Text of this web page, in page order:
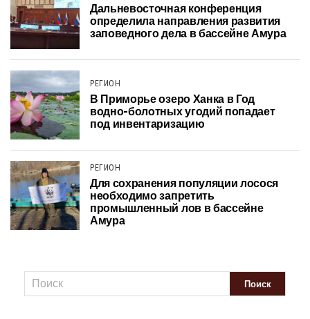
Дальневосточная конференция
определила направления развития
заповедного дела в бассейне Амура
РЕГИОН
В Приморье озеро Ханка в Год
водно-болотных угодий попадает
под инвентаризацию
РЕГИОН
Для сохранения популяции лосося
необходимо запретить
промышленный лов в бассейне
Амура